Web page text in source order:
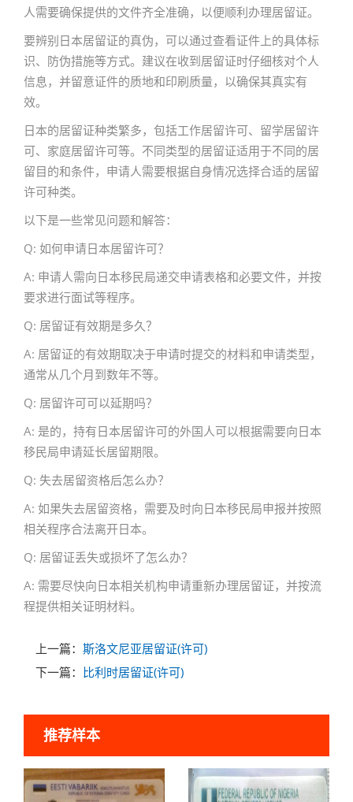
人需要确保提供的文件齐全准确，以便顺利办理居留证。
要辨别日本居留证的真伪，可以通过查看证件上的具体标
识、防伪措施等方式。建议在收到居留证时仔细核对个人
信息，并留意证件的质地和印刷质量，以确保其真实有
效。
日本的居留证种类繁多，包括工作居留许可、留学居留许
可、家庭居留许可等。不同类型的居留证适用于不同的居
留目的和条件，申请人需要根据自身情况选择合适的居留
许可种类。
以下是一些常见问题和解答：
Q: 如何申请日本居留许可？
A: 申请人需向日本移民局递交申请表格和必要文件，并按
要求进行面试等程序。
Q: 居留证有效期是多久？
A: 居留证的有效期取决于申请时提交的材料和申请类型，
通常从几个月到数年不等。
Q: 居留许可可以延期吗？
A: 是的，持有日本居留许可的外国人可以根据需要向日本
移民局申请延长居留期限。
Q: 失去居留资格后怎么办？
A: 如果失去居留资格，需要及时向日本移民局申报并按照
相关程序合法离开日本。
Q: 居留证丢失或损坏了怎么办？
A: 需要尽快向日本相关机构申请重新办理居留证，并按流
程提供相关证明材料。
上一篇： 斯洛文尼亚居留证(许可)
下一篇： 比利时居留证(许可)
推荐样本